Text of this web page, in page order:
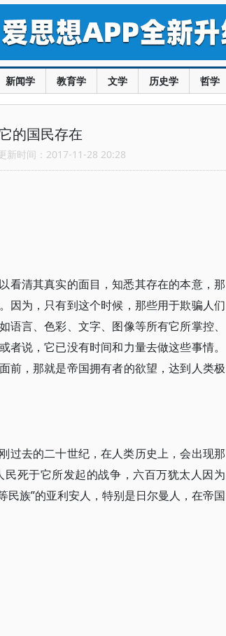
新闻学 教育学 文学 历史学 哲学
的国民存在
新时间：2017-11-28 20:28
看清其真实的面目，知悉其存在的本意，那
因为，只有到这个时候，那些用于欺骗人们
言、色彩、文字、图像等所有它所掌控、
说，它已没有时间和力量去做这些事情。
前，那就是帝国拥有者的欲望，达到人类极
过去的二十世纪，在人类历史上，会出现那
死于它所发起的战争，六百万犹太人因为
民族”的亚利安人，特别是日尔曼人，在帝国